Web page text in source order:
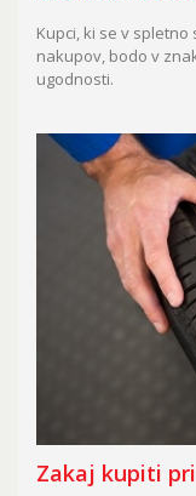
Kupci, ki se v
nakupov, bodo v
ugodnosti.
Zakaj kupiti